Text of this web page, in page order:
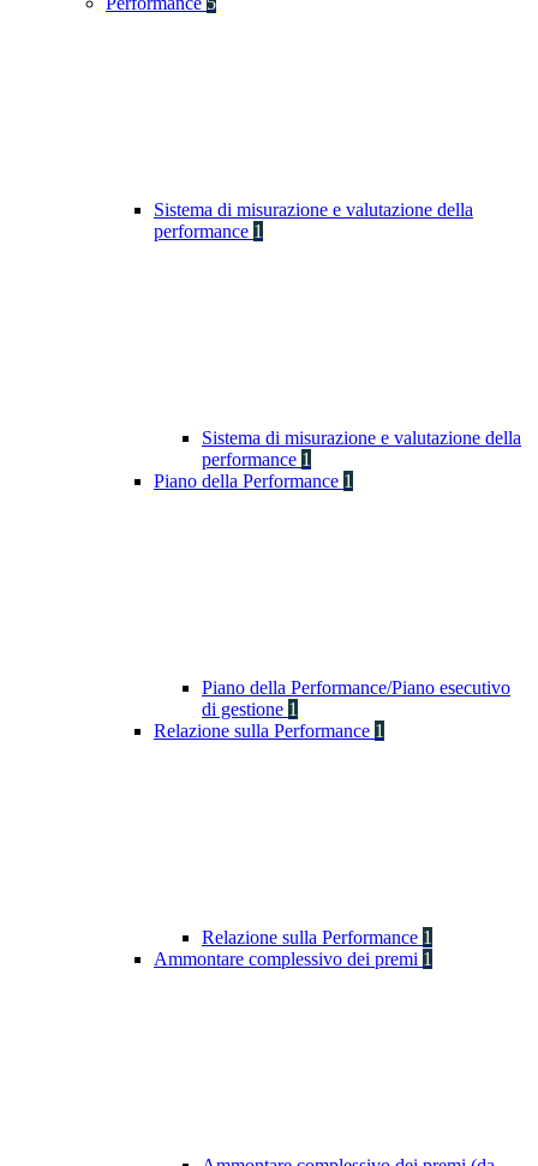
Sistema di misurazione e valutazione della
performance 1
Sistema di misurazione e valutazione della
performance 1
Piano della Performance 1
Piano della Performance/Piano esecutivo
di gestione 1
Relazione sulla Performance 1
Relazione sulla Performance 1
Ammontare complessivo dei premi 1